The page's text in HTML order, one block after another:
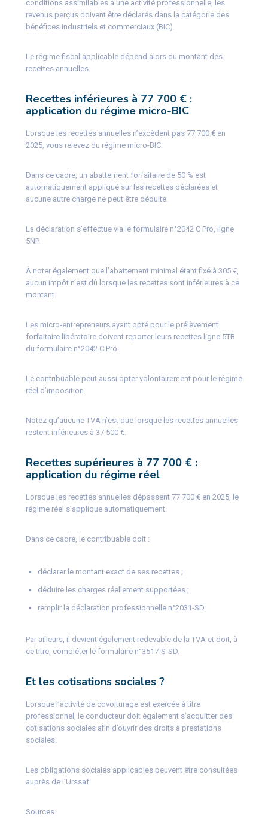
conditions assimilables à une activité professionnelle, les
revenus perçus doivent être déclarés dans la catégorie des
bénéfices industriels et commerciaux (BIC).
Le régime fiscal applicable dépend alors du montant des
recettes annuelles.
Recettes inférieures à 77 700 € :
application du régime micro-BIC
Lorsque les recettes annuelles n’excèdent pas 77 700 € en
2025, vous relevez du régime micro-BIC.
Dans ce cadre, un abattement forfaitaire de 50 % est
automatiquement appliqué sur les recettes déclarées et
aucune autre charge ne peut être déduite.
La déclaration s’effectue via le formulaire n°2042 C Pro, ligne
5NP.
À noter également que l’abattement minimal étant fixé à 305 €,
aucun impôt n’est dû lorsque les recettes sont inférieures à ce
montant.
Les micro-entrepreneurs ayant opté pour le prélèvement
forfaitaire libératoire doivent reporter leurs recettes ligne 5TB
du formulaire n°2042 C Pro.
Le contribuable peut aussi opter volontairement pour le régime
réel d’imposition.
Notez qu’aucune TVA n’est due lorsque les recettes annuelles
restent inférieures à 37 500 €.
Recettes supérieures à 77 700 € :
application du régime réel
Lorsque les recettes annuelles dépassent 77 700 € en 2025, le
régime réel s’applique automatiquement.
Dans ce cadre, le contribuable doit :
déclarer le montant exact de ses recettes ;
déduire les charges réellement supportées ;
remplir la déclaration professionnelle n°2031-SD.
Par ailleurs, il devient également redevable de la TVA et doit, à
ce titre, compléter le formulaire n°3517-S-SD.
Et les cotisations sociales ?
Lorsque l’activité de covoiturage est exercée à titre
professionnel, le conducteur doit également s’acquitter des
cotisations sociales afin d’ouvrir des droits à prestations
sociales.
Les obligations sociales applicables peuvent être consultées
auprès de l’Urssaf.
Sources :